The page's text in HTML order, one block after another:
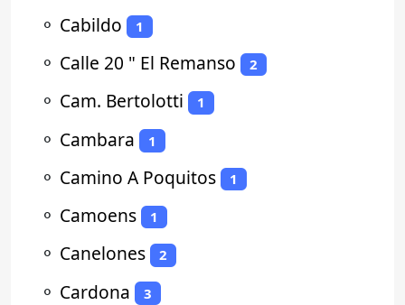
⚬ Cabildo 1
⚬ Calle 20 " El Remanso 2
⚬ Cam. Bertolotti 1
⚬ Cambara 1
⚬ Camino A Poquitos 1
⚬ Camoens 1
⚬ Canelones 2
⚬ Cardona 3